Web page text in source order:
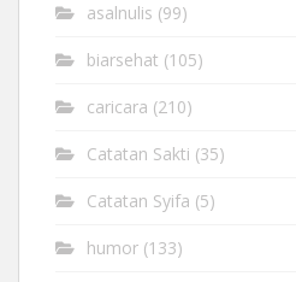
asalnulis (99)
biarsehat (105)
caricara (210)
Catatan Sakti (35)
Catatan Syifa (5)
humor (133)